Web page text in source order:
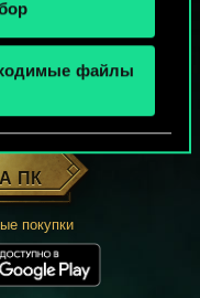
файлы
В ГВИНТ?
ПК
покупки